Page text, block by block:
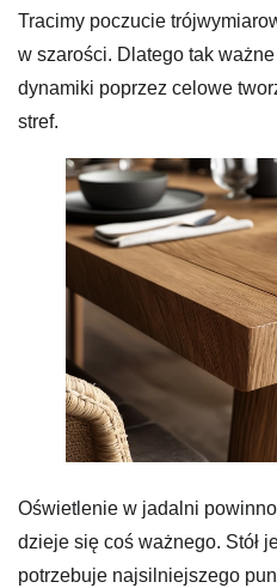
Tracimy poczucie
w szarości. Dlatego tak
dynamiki poprzez celowe
stref.
Oświetlenie w jadalni
dzieje się coś ważnego. Stół
potrzebuje najsilniejszego